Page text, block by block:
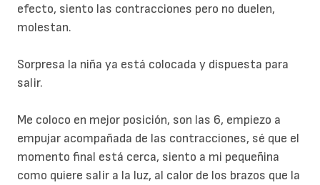
efecto, siento las contracciones pero no duelen,
molestan.
Sorpresa la niña ya está colocada y dispuesta para
salir.
Me coloco en mejor posición, son las 6, empiezo a
empujar acompañada de las contracciones, sé que el
momento final está cerca, siento a mi pequeñina
como quiere salir a la luz, al calor de los brazos que la